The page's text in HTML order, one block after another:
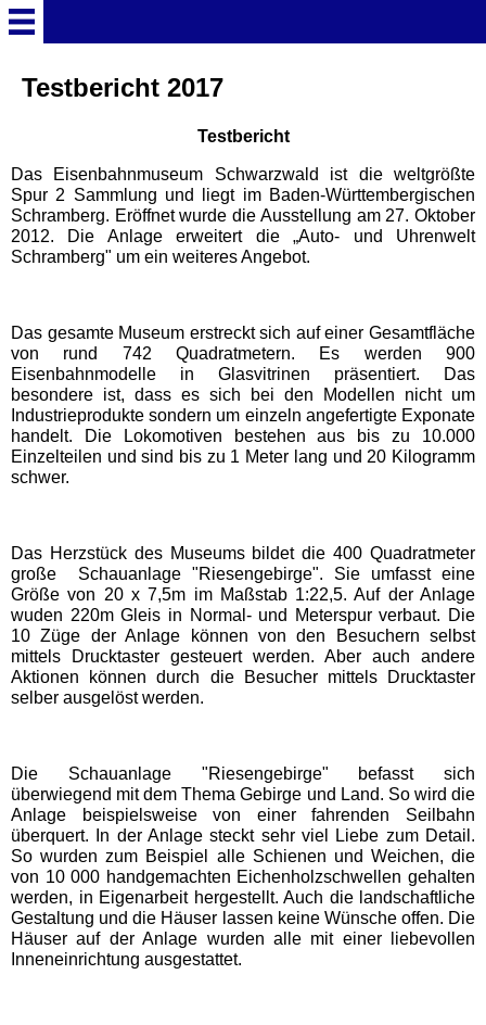
Startseite
Deutschland Überschrift
Freizeitparks
Baden-Württemberg
Erlebnispark Tripsdrill
Europa-Park
Funny-World
Steinwasen Park
Tatzmania
Bayern Freizeitparks
Allgäu Skyline Park
Bayern-Park
Testbericht 2017
Testbericht
Das Eisenbahnmuseum Schwarzwald ist die weltgrößte
Spur 2 Sammlung und liegt im Baden-Württembergischen
Schramberg. Eröffnet wurde die Ausstellung am 27. Oktober
2012. Die Anlage erweitert die „Auto- und Uhrenwelt
Schramberg" um ein weiteres Angebot.
Das gesamte Museum erstreckt sich auf einer Gesamtfläche
von rund 742 Quadratmetern. Es werden 900
Eisenbahnmodelle in Glasvitrinen präsentiert. Das
besondere ist, dass es sich bei den Modellen nicht um
Industrieprodukte sondern um einzeln angefertigte Exponate
handelt. Die Lokomotiven bestehen aus bis zu 10.000
Einzelteilen und sind bis zu 1 Meter lang und 20 Kilogramm
schwer.
Das Herzstück des Museums bildet die 400 Quadratmeter
große Schauanlage "Riesengebirge". Sie umfasst eine
Größe von 20 x 7,5m im Maßstab 1:22,5. Auf der Anlage
wuden 220m Gleis in Normal- und Meterspur verbaut. Die
10 Züge der Anlage können von den Besuchern selbst
mittels Drucktaster gesteuert werden. Aber auch andere
Aktionen können durch die Besucher mittels Drucktaster
selber ausgelöst werden.
Die Schauanlage "Riesengebirge" befasst sich
überwiegend mit dem Thema Gebirge und Land. So wird die
Anlage beispielsweise von einer fahrenden Seilbahn
überquert. In der Anlage steckt sehr viel Liebe zum Detail.
So wurden zum Beispiel alle Schienen und Weichen, die
von 10 000 handgemachten Eichenholzschwellen gehalten
werden, in Eigenarbeit hergestellt. Auch die landschaftliche
Gestaltung und die Häuser lassen keine Wünsche offen. Die
Häuser auf der Anlage wurden alle mit einer liebevollen
Inneneinrichtung ausgestattet.